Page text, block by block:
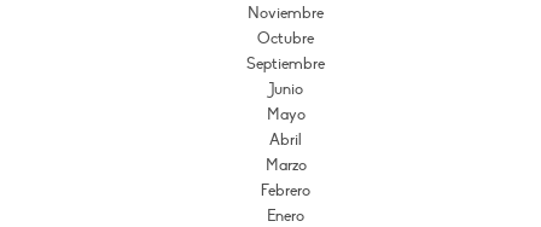
Noviembre
Octubre
Septiembre
Junio
Mayo
Abril
Marzo
Febrero
Enero